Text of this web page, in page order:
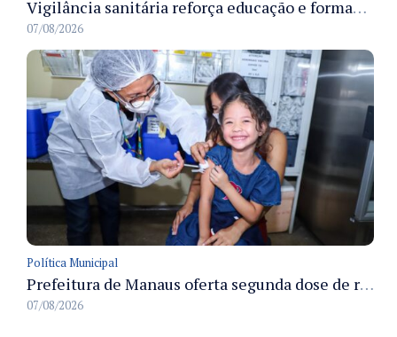
Vigilância sanitária reforça educação e formação de médicos em Manaus na Semana da Vigilância 2026
07/08/2026
Política Municipal
Prefeitura de Manaus oferta segunda dose de reforço da vacina contra a poliomielite para crianças de 4 anos durante Campanha de Multivacinação 2026
07/08/2026